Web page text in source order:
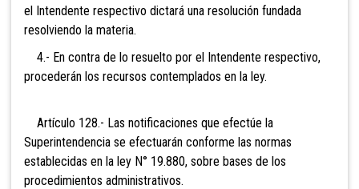
el Intendente respectivo dictará una resolución fundada
resolviendo la materia.
4.- En contra de lo resuelto por el Intendente respectivo,
procederán los recursos contemplados en la ley.
Artículo 128.- Las notificaciones que efectúe la
Superintendencia se efectuarán conforme las normas
establecidas en la ley N° 19.880, sobre bases de los
procedimientos administrativos.